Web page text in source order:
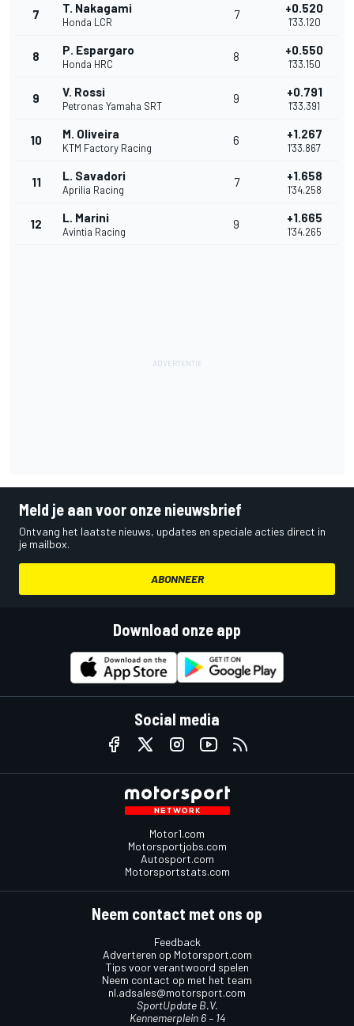
7 T. Nakagami
Honda LCR
7 +0.520
1'33.120
8 P. Espargaro
Honda HRC
8 +0.550
1'33.150
9 V. Rossi
Petronas Yamaha SRT
9 +0.791
1'33.391
10 M. Oliveira
KTM Factory Racing
6 +1.267
1'33.867
11 L. Savadori
Aprilia Racing
7 +1.658
1'34.258
12 L. Marini
Avintia Racing
9 +1.665
1'34.265
Meld je aan voor onze nieuwsbrief
Ontvang het laatste nieuws, updates en speciale acties direct in
je mailbox.
ABONNEER
Download onze app
Social media
Motor1.com
Motorsportjobs.com
Autosport.com
Motorsportstats.com
Neem contact met ons op
Feedback
Adverteren op Motorsport.com
Tips voor verantwoord spelen
Neem contact op met het team
nl.adsales@motorsport.com
SportUpdate B.V.
Kennemerplein 6 – 14